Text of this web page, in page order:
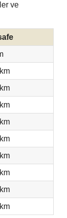
ve